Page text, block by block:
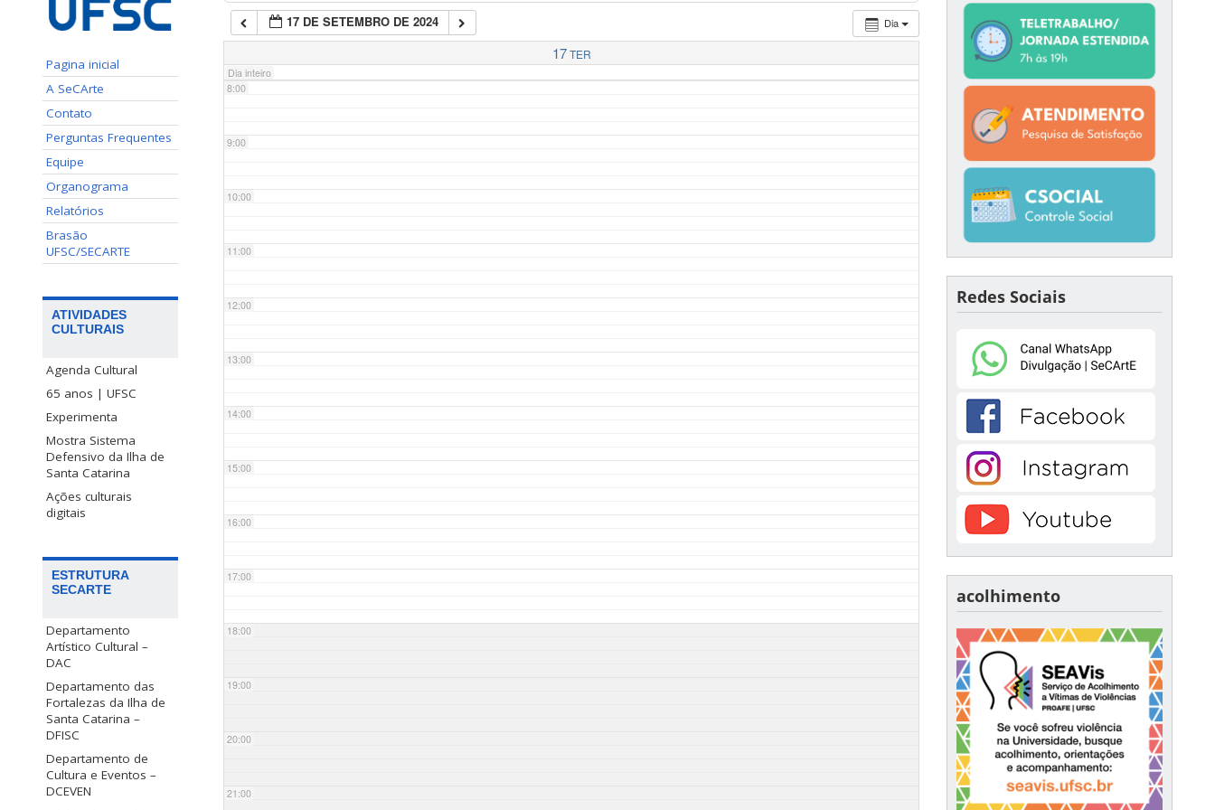
Pagina inicial
A SeCArte
Contato
Perguntas Frequentes
Equipe
Organograma
Relatórios
Brasão
UFSC/SECARTE
ATIVIDADES
CULTURAIS
Agenda Cultural
65 anos | UFSC
Experimenta
Mostra Sistema
Defensivo da Ilha de
Santa Catarina
Ações culturais
digitais
ESTRUTURA
SECARTE
Departamento
Artístico Cultural –
DAC
Departamento das
Fortalezas da Ilha de
Santa Catarina –
DFISC
Departamento de
Cultura e Eventos –
DCEVEN
Dia
17 DE SETEMBRO DE 2024
17 TER
Dia inteiro
7:00
8:00
9:00
10:00
11:00
12:00
13:00
14:00
15:00
16:00
17:00
18:00
19:00
20:00
21:00
Redes Sociais
acolhimento